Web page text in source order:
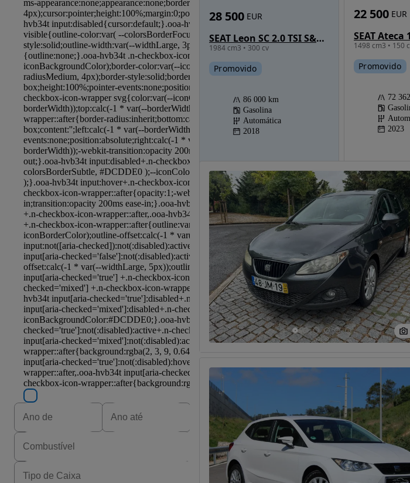
SEAT Leon SC 2.0 TSI S&S DSG Cupra 300
1984 cm3 • 300 cv
28 500 EUR
Promovido
86 000 km
Gasolina
Automática
2018
1498 cm3 • 150
22 500 EUR
Promovido
72
2023